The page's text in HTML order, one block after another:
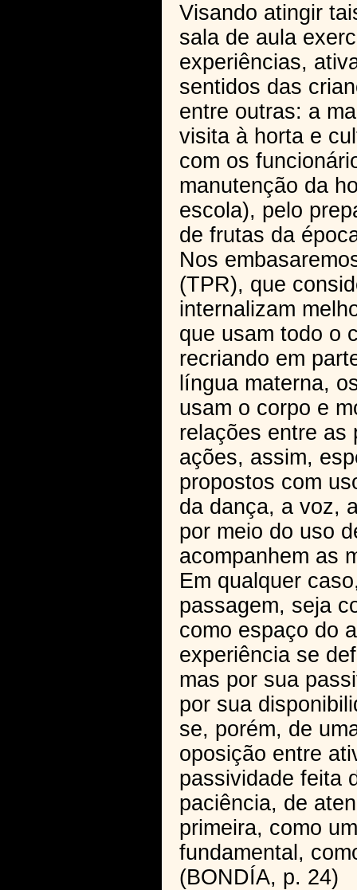
Visando atingir
sala de aula
experiências,
sentidos das
entre outras: a
visita à horta e
com os
manutenção da
escola), pelo
de frutas da
Nos
(TPR), que
internalizam
que usam todo o
recriando em
língua materna,
usam o corpo e
relações entre as
ações, assim,
propostos com
da dança, a voz,
por meio do uso
acompanhem as
Em qualquer
passagem, seja
como espaço do
experiência se
mas por sua
por sua
se, porém, de
oposição entre
passividade feita
paciência, de
primeira, como
fundamental,
(BONDÍA, p. 24)